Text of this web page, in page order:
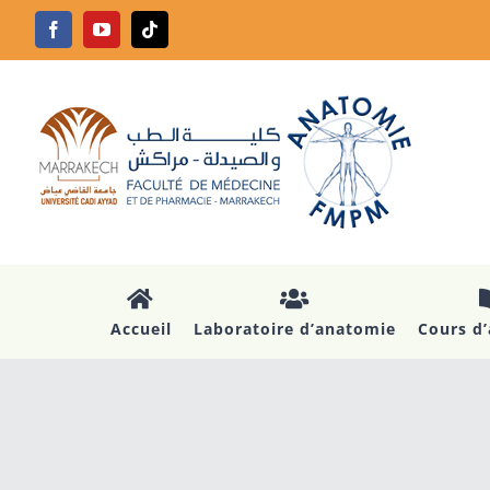
Passer
FacebookYouTubeTiktok
Accueil Laboratoire d’anatomie Cours